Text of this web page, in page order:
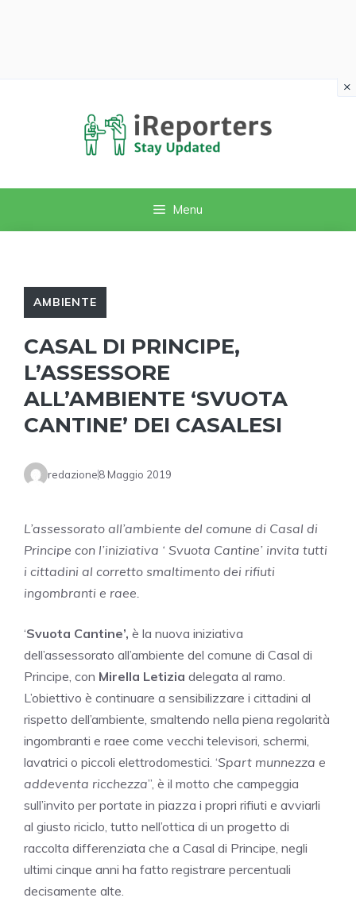
Menu
AMBIENTE
CASAL DI PRINCIPE,
L’ASSESSORE
ALL’AMBIENTE ‘SVUOTA
CANTINE’ DEI CASALESI
redazione8 Maggio 2019
L’assessorato all’ambiente del comune di Casal di
Principe con l’iniziativa ‘ Svuota Cantine’ invita tutti
i cittadini al corretto smaltimento dei rifiuti
ingombranti e raee.
‘Svuota Cantine’, è la nuova iniziativa
dell’assessorato all’ambiente del comune di Casal di
Principe, con Mirella Letizia delegata al ramo.
L’obiettivo è continuare a sensibilizzare i cittadini al
rispetto dell’ambiente, smaltendo nella piena regolarità
ingombranti e raee come vecchi televisori, schermi,
lavatrici o piccoli elettrodomestici. ‘Spart munnezza e
addeventa ricchezza”, è il motto che campeggia
sull’invito per portate in piazza i propri rifiuti e avviarli
al giusto riciclo, tutto nell’ottica di un progetto di
raccolta differenziata che a Casal di Principe, negli
ultimi cinque anni ha fatto registrare percentuali
decisamente alte.
×